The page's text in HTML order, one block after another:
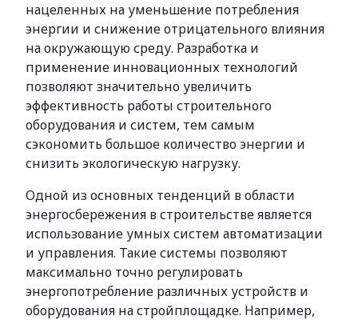
нацеленных на уменьшение потребления
энергии и снижение отрицательного влияния
на окружающую среду. Разработка и
применение инновационных технологий
позволяют значительно увеличить
эффективность работы строительного
оборудования и систем, тем самым
сэкономить большое количество энергии и
снизить экологическую нагрузку.
Одной из основных тенденций в области
энергосбережения в строительстве является
использование умных систем автоматизации
и управления. Такие системы позволяют
максимально точно регулировать
энергопотребление различных устройств и
оборудования на стройплощадке. Например,